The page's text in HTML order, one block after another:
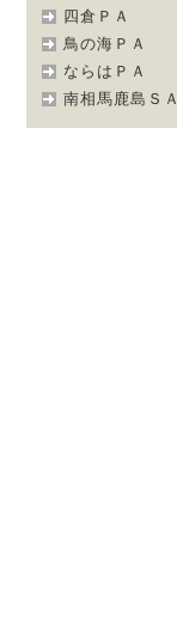
四倉ＰＡ
鳥の海ＰＡ
ならはＰＡ
南相馬鹿島ＳＡ